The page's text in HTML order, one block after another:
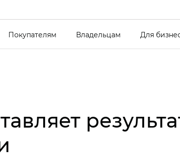
Покупателям Владельцам Для